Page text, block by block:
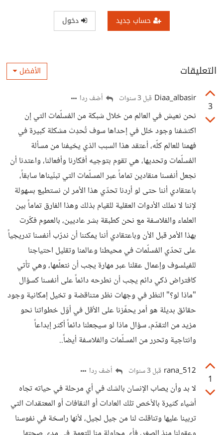
حساب جديد دخول
التعليقات الأفضل
3
Diaa_albasir قبل 3 سنوات أضف ردا
نحن نعيش في العالم من خلال شبكة من المُسلّمات التي إن
اكتشفنا وجود خلل في إحداها سوف تُحدِث مشكلة كبيرة في
فهمنا للعالم كلّه، أعتقد هذا السبب الذي يخيفنا من مسألة
المُسلّمات وتحديها، هي تقوم بتوجيه أفكارنا وأفعالنا، واعتدنا أن
نجعل أنفسنا منقادين تماماً عبر المسلّمات التي تبنّيناها سابقاً،
باعتقادي أننا حتى لو أردنا تحدّي هذا الأمر لن نستطيع بسهولة
لإننا لا نملك الأدوات العقلية للقيام بذلك وهذا الفارق تماماً بين
العلماء والفلاسفة مع نحن كطبقة بشر عاديين، بالعموم فكّرت
بهذا الأمر قبل الأن وباعتقادي أننا يمكننا أن ندرّب أنفسنا تدريجياً
على تحدّي المُسلّمات في محيطنا وعالمنا وتقليل احتياجنا
للفيلسوف وإعمال عقلنا عبر مهارة يجب أن نتعلّمها، وهي تأتي
كافتراض ذكي دائم يجب أن نطرحه دائماً على أنفسنا كسؤال
"ماذا لو؟" النظر في وجهات نظر متناقضة و تخيل إمكانية وجود
حقائق بديلة هو أمر يحفّزنا على الأقل في أوّل خطواتنا نحو
مزيد من التقدّم، سؤال ماذا لو سيجعلنا دائماً أكثر إبداعاً
وانتاجية وتحرر من المسلّمات والفلاسفة أيضاً..
1
rana_512 قبل 3 سنوات أضف ردا
لا بد وأن يصاب الإنسان بالشك في أي مرحلة في حياته تجاه
أشياء كثيرة بالأخص تلك العادات أو الثقافات أو المعتقدات التي
تربينا عليها وتناقلت لنا من جيل لجيل، لأنها راسخة في نفوسنا